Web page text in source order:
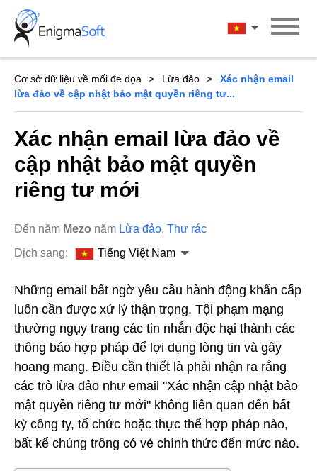
Skip
content
Tiếng Việt
Cơ sở dữ liệu về mối đe dọa Lừa đảo
Xác nhận email
lừa đảo về cập nhật bảo mật quyền riêng tư...
Xác nhận email lừa đảo về
cập nhật bảo mật quyền
riêng tư mới
Đến năm Mezo năm Lừa đảo, Thư rác
Dịch sang:
Tiếng Việt Nam
Những email bất ngờ yêu cầu hành động khẩn cấp
luôn cần được xử lý thận trọng. Tội phạm mạng
thường ngụy trang các tin nhắn độc hại thành các
thông báo hợp pháp để lợi dụng lòng tin và gây
hoang mang. Điều cần thiết là phải nhận ra rằng
các trò lừa đảo như email "Xác nhận cập nhật bảo
mật quyền riêng tư mới" không liên quan đến bất
kỳ công ty, tổ chức hoặc thực thể hợp pháp nào,
bất kể chúng trông có vẻ chính thức đến mức nào.